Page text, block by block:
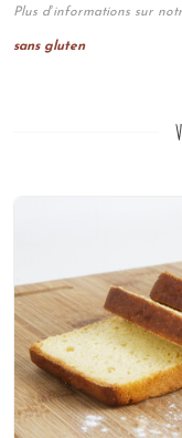
Plus d’informations sur
sans gluten